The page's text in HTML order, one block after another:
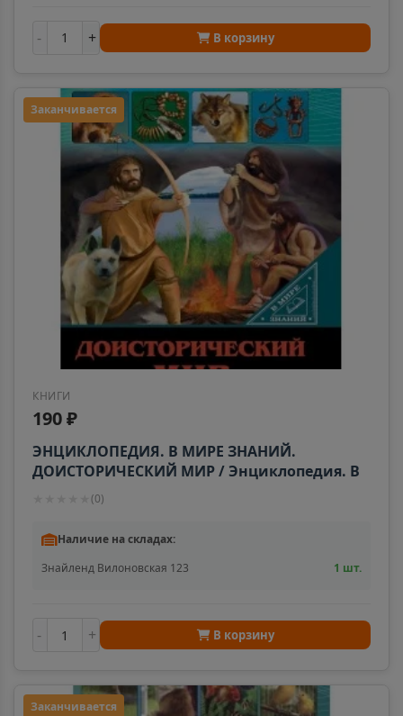
- + В корзину
Заканчивается
КНИГИ
190 ₽
ЭНЦИКЛОПЕДИЯ. В МИРЕ ЗНАНИЙ.
ДОИСТОРИЧЕСКИЙ МИР / Энциклопедия. В
мире знаний. изд-во: Проф-пресс авт:0+
(0)
Наличие на складах:
Знайленд Вилоновская 123
1 шт.
- + В корзину
Заканчивается